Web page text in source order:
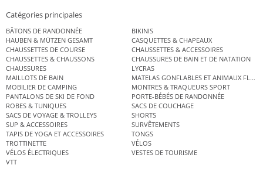
Catégories principales
BÂTONS DE RANDONNÉE
BIKINIS
HAUBEN & MÜTZEN GESAMT
CASQUETTES & CHAPEAUX
CHAUSSETTES DE COURSE
CHAUSSETTES & ACCESSOIRES
CHAUSSETTES & CHAUSSONS
CHAUSSURES DE BAIN ET DE NATATION
CHAUSSURES
LYCRAS
MAILLOTS DE BAIN
MATELAS GONFLABLES ET ANIMAUX
MOBILIER DE CAMPING
MONTRES & TRAQUEURS SPORT
PANTALONS DE SKI DE FOND
PORTE-BÉBÉS DE RANDONNÉE
ROBES & TUNIQUES
SACS DE COUCHAGE
SACS DE VOYAGE & TROLLEYS
SHORTS
SUP & ACCESSOIRES
SURVÊTEMENTS
TAPIS DE YOGA ET ACCESSOIRES
TONGS
TROTTINETTE
VÉLOS
VÉLOS ÉLECTRIQUES
VESTES DE TOURISME
VTT